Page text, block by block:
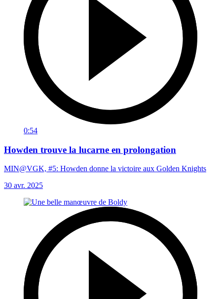
0:54
Howden trouve la lucarne en prolongation
MIN@VGK, #5: Howden donne la victoire aux Golden Knights
30 avr. 2025